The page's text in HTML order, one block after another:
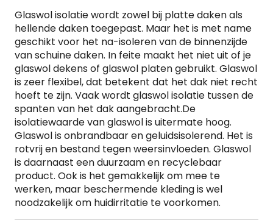
Glaswol isolatie wordt zowel bij platte daken als
hellende daken toegepast. Maar het is met name
geschikt voor het na-isoleren van de binnenzijde
van schuine daken. In feite maakt het niet uit of je
glaswol dekens of glaswol platen gebruikt. Glaswol
is zeer flexibel, dat betekent dat het dak niet recht
hoeft te zijn. Vaak wordt glaswol isolatie tussen de
spanten van het dak aangebracht.De
isolatiewaarde van glaswol is uitermate hoog.
Glaswol is onbrandbaar en geluidsisolerend. Het is
rotvrij en bestand tegen weersinvloeden. Glaswol
is daarnaast een duurzaam en recyclebaar
product. Ook is het gemakkelijk om mee te
werken, maar beschermende kleding is wel
noodzakelijk om huidirritatie te voorkomen.